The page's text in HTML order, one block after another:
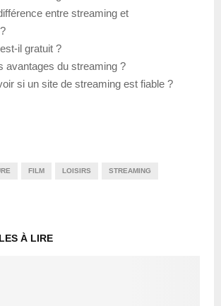
entre streaming et
il gratuit ?
avantages du streaming ?
si un site de streaming est fiable ?
FILM LOISIRS STREAMING
À LIRE